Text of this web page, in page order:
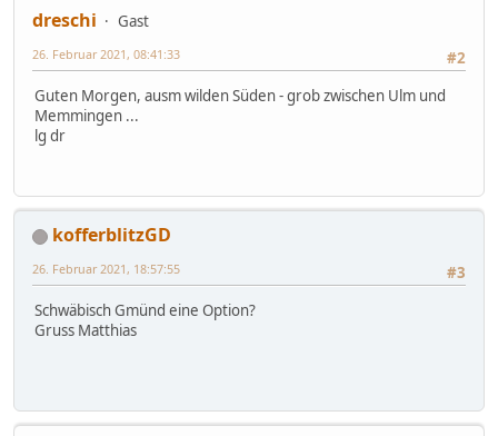
dreschi
Gast
#2
26. Februar 2021, 08:41:33
Guten Morgen, ausm wilden Süden - grob zwischen Ulm und
Memmingen ...
lg dr
kofferblitzGD
#3
26. Februar 2021, 18:57:55
Schwäbisch Gmünd eine Option?
Gruss Matthias